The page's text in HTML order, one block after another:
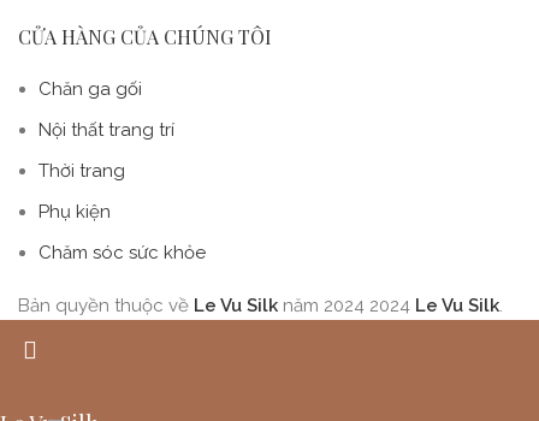
CỬA HÀNG CỦA CHÚNG TÔI
Chăn ga gối
Nội thất trang trí
Thời trang
Phụ kiện
Chăm sóc sức khỏe
Bản quyền thuộc về Le Vu Silk năm 2024 2024 Le Vu Silk.